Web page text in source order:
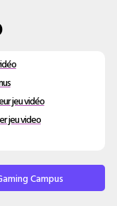
jeu vidéo
jeu video
Campus